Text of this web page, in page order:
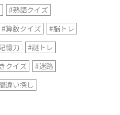
#熟語クイズ
#算数クイズ
#脳トレ
憶力
#謎トレ
クイズ
#迷路
違い探し